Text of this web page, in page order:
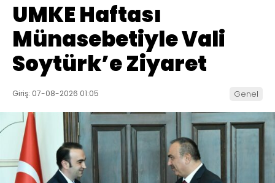
UMKE Haftası
Münasebetiyle Vali
Soytürk’e Ziyaret
Giriş: 07-08-2026 01:05 Genel